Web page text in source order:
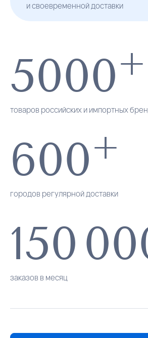
и своевременной доставки
5000+
товаров российских и импортных
600+
городов регулярной доставки
150
заказов в месяц